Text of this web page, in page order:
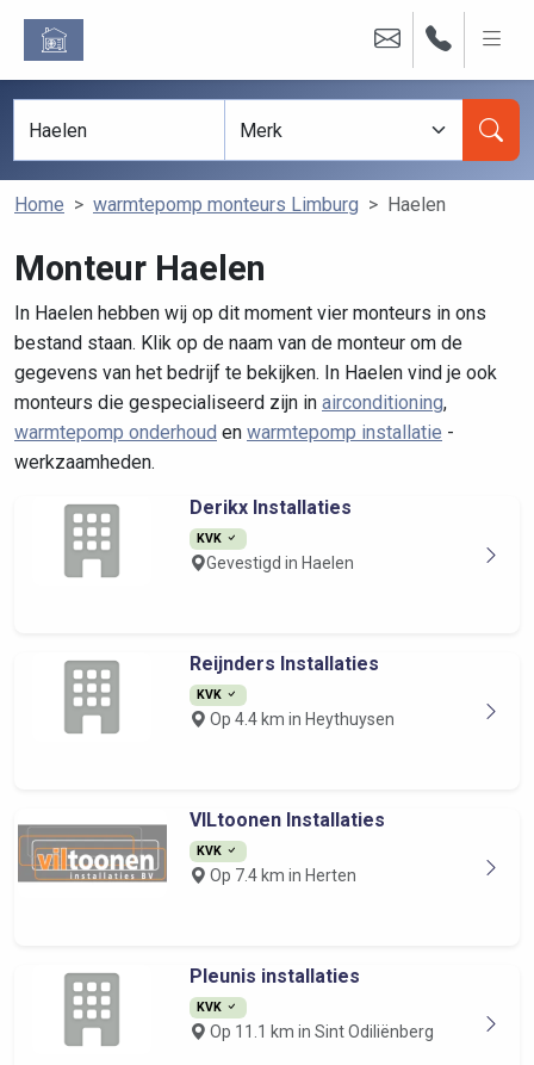
Home warmtepomp monteurs Limburg Haelen
Monteur Haelen
In Haelen hebben wij op dit moment vier monteurs in ons
bestand staan. Klik op de naam van de monteur om de
gegevens van het bedrijf te bekijken. In Haelen vind je ook
monteurs die gespecialiseerd zijn in airconditioning,
warmtepomp onderhoud en warmtepomp installatie -
werkzaamheden.
Derikx Installaties
KVK
Gevestigd in Haelen
Reijnders Installaties
KVK
Op 4.4 km in Heythuysen
VILtoonen Installaties
KVK
Op 7.4 km in Herten
Pleunis installaties
KVK
Op 11.1 km in Sint Odiliënberg